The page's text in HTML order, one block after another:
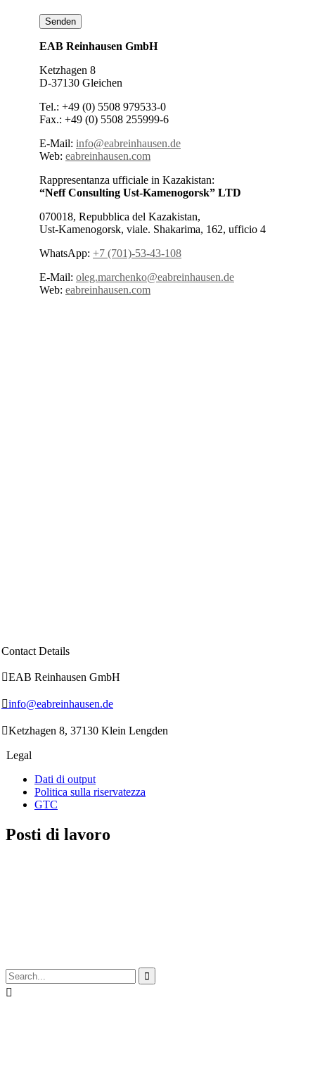
EAB Reinhausen GmbH
Ketzhagen 8
D-37130 Gleichen
Tel.: +49 (0) 5508 979533-0
Fax.: +49 (0) 5508 255999-6
E-Mail: info@eabreinhausen.de
Web: eabreinhausen.com
Rappresentanza ufficiale in Kazakistan:
“Neff Consulting Ust-Kamenogorsk” LTD
070018, Repubblica del Kazakistan,
Ust-Kamenogorsk, viale. Shakarima, 162, ufficio 4
WhatsApp: +7 (701)-53-43-108
E-Mail: oleg.marchenko@eabreinhausen.de
Web: eabreinhausen.com
Contact Details
EAB Reinhausen GmbH
info@eabreinhausen.de
Ketzhagen 8, 37130 Klein Lengden
Legal
Dati di output
Politica sulla riservatezza
GTC
Posti di lavoro

